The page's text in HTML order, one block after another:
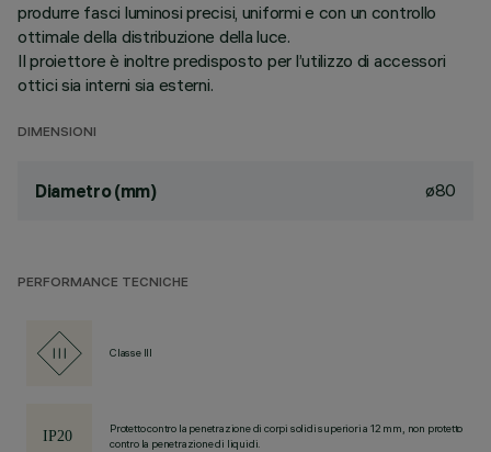
produrre fasci luminosi precisi, uniformi e con un controllo
ottimale della distribuzione della luce.
Il proiettore è inoltre predisposto per l’utilizzo di accessori
ottici sia interni sia esterni.
DIMENSIONI
Diametro (mm) ø80
PERFORMANCE TECNICHE
Classe III
Protetto contro la penetrazione di corpi solidi superiori a 12 mm, non protetto
contro la penetrazione di liquidi.